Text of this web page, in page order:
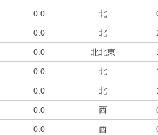
0.0 北
0.0 北
0.0 北北東
0.0 北
0.0 北
0.0 西
0.0 西